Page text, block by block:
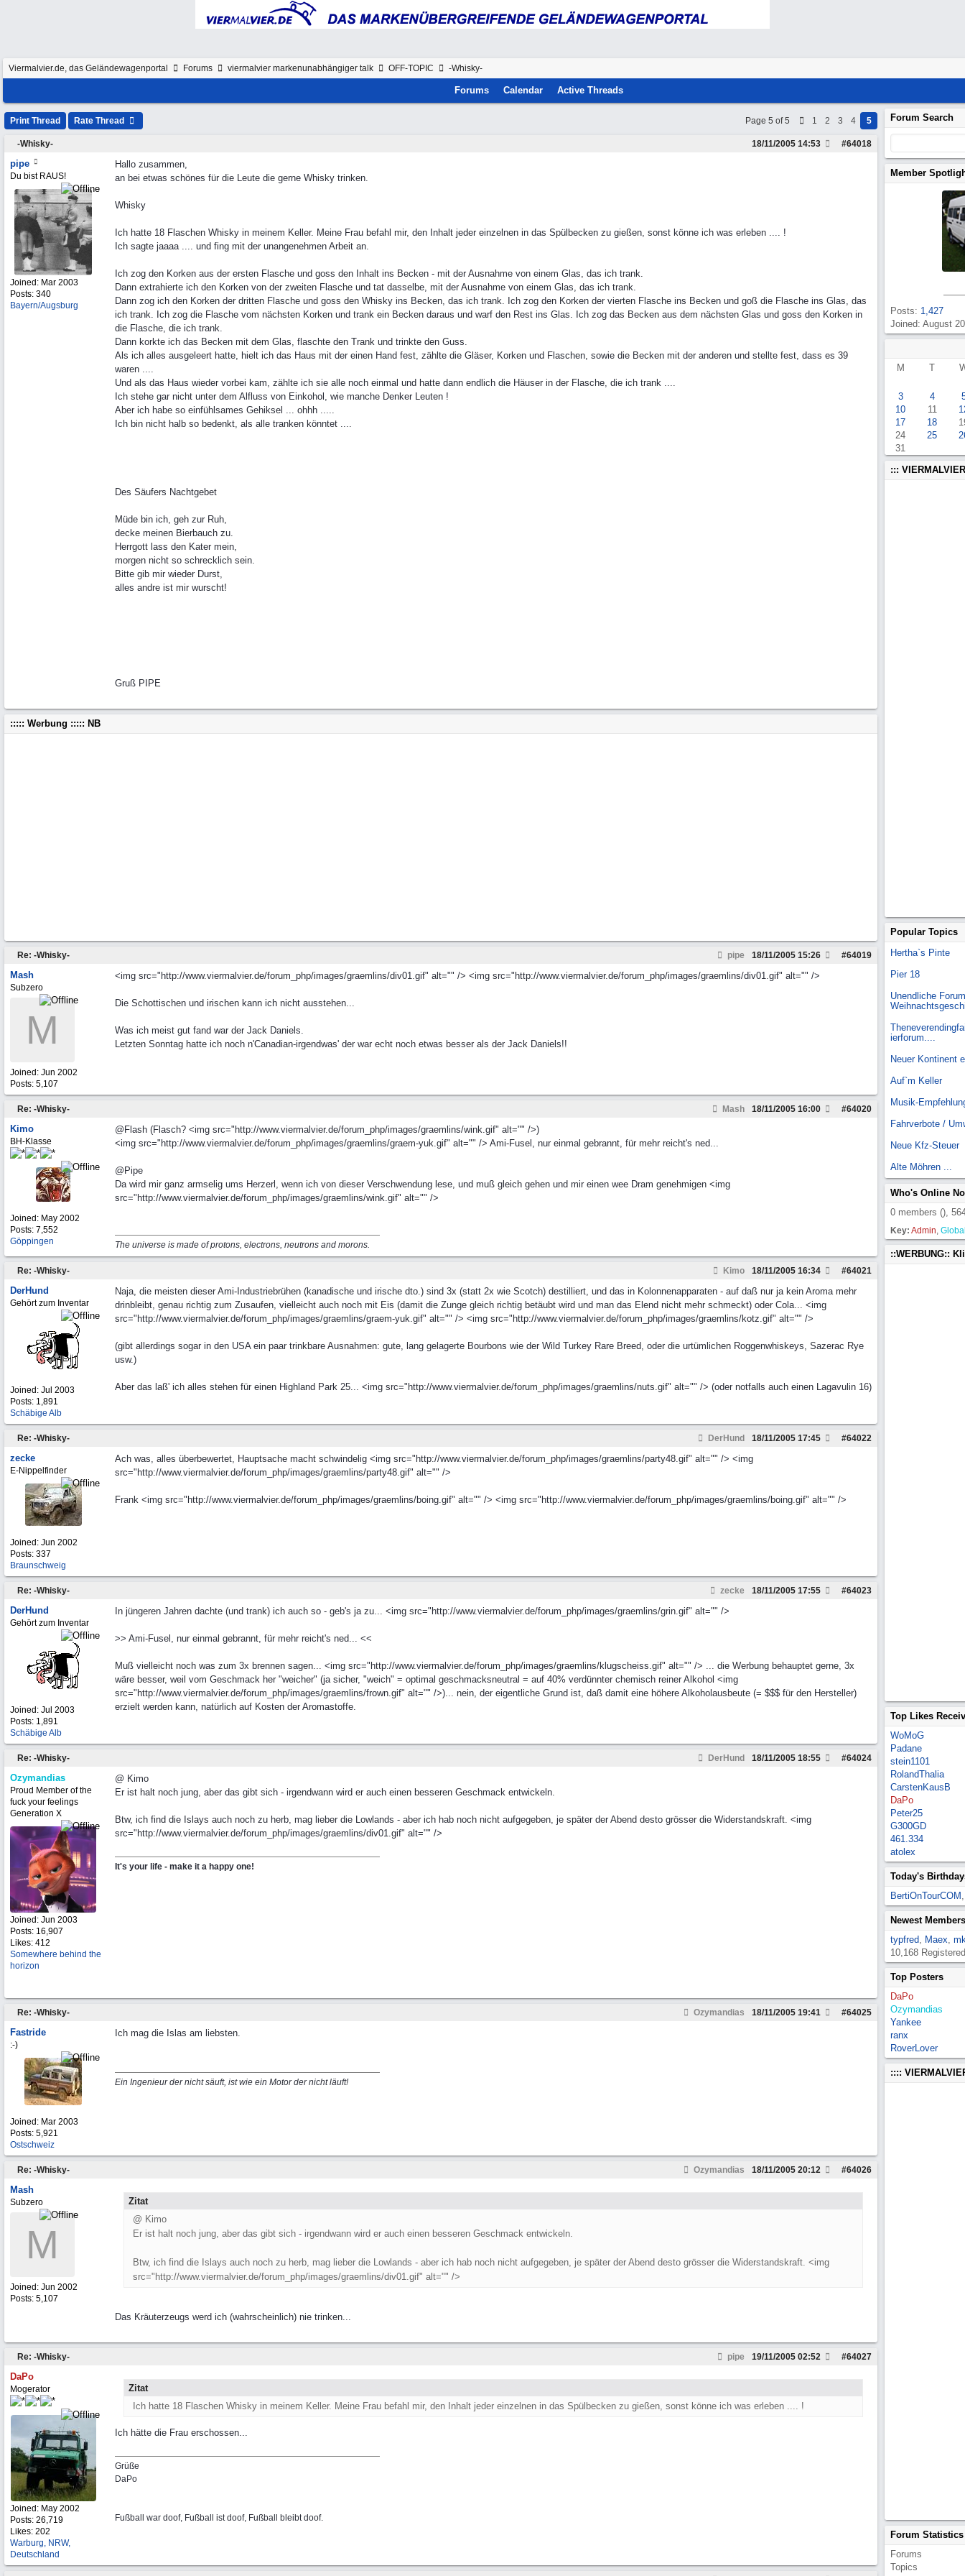
Viermalvier.de, das Geländewagenportal Forums viermalvier markenunabhängiger talk OFF-TOPIC -Whisky-
Forums Calendar Active Threads
Print Thread Rate Thread Page 5 of 5 1 2 3 4 5
-Whisky- #64018
18/11/2005 14:53
pipe
Du bist RAUS!
Joined: Mar 2003
Posts: 340
Bayern/Augsburg
Hallo zusammen,
an bei etwas schönes für die Leute die gerne Whisky trinken.
Whisky
Ich hatte 18 Flaschen Whisky in meinem Keller. Meine Frau befahl mir, den Inhalt jeder einzelnen in das Spülbecken zu gießen, sonst könne ich was erleben .... !
Ich sagte jaaaa .... und fing mit der unangenehmen Arbeit an.
Ich zog den Korken aus der ersten Flasche und goss den Inhalt ins Becken - mit der Ausnahme von einem Glas, das ich trank.
Dann extrahierte ich den Korken von der zweiten Flasche und tat dasselbe, mit der Ausnahme von einem Glas, das ich trank.
Dann zog ich den Korken der dritten Flasche und goss den Whisky ins Becken, das ich trank. Ich zog den Korken der vierten Flasche ins Becken und goß die Flasche ins Glas, das
ich trank. Ich zog die Flasche vom nächsten Korken und trank ein Becken daraus und warf den Rest ins Glas. Ich zog das Becken aus dem nächsten Glas und goss den Korken in
die Flasche, die ich trank.
Dann korkte ich das Becken mit dem Glas, flaschte den Trank und trinkte den Guss.
Als ich alles ausgeleert hatte, hielt ich das Haus mit der einen Hand fest, zählte die Gläser, Korken und Flaschen, sowie die Becken mit der anderen und stellte fest, dass es 39
waren ....
Und als das Haus wieder vorbei kam, zählte ich sie alle noch einmal und hatte dann endlich die Häuser in der Flasche, die ich trank ....
Ich stehe gar nicht unter dem Alfluss von Einkohol, wie manche Denker Leuten !
Aber ich habe so einfühlsames Gehiksel ... ohhh .....
Ich bin nicht halb so bedenkt, als alle tranken könntet ....
Des Säufers Nachtgebet
Müde bin ich, geh zur Ruh,
decke meinen Bierbauch zu.
Herrgott lass den Kater mein,
morgen nicht so schrecklich sein.
Bitte gib mir wieder Durst,
alles andre ist mir wurscht!
Gruß PIPE
::::: Werbung ::::: NB
Re: -Whisky- pipe #64019
18/11/2005 15:26
Mash
Subzero
M
Joined: Jun 2002
Posts: 5,107
<img src="http://www.viermalvier.de/forum_php/images/graemlins/div01.gif" alt="" /> <img src="http://www.viermalvier.de/forum_php/images/graemlins/div01.gif" alt="" />
Die Schottischen und irischen kann ich nicht ausstehen...
Was ich meist gut fand war der Jack Daniels.
Letzten Sonntag hatte ich noch n'Canadian-irgendwas' der war echt noch etwas besser als der Jack Daniels!!
Re: -Whisky- Mash #64020
18/11/2005 16:00
Kimo
BH-Klasse
Joined: May 2002
Posts: 7,552
Göppingen
@Flash (Flasch? <img src="http://www.viermalvier.de/forum_php/images/graemlins/wink.gif" alt="" />)
<img src="http://www.viermalvier.de/forum_php/images/graemlins/graem-yuk.gif" alt="" /> Ami-Fusel, nur einmal gebrannt, für mehr reicht's ned...
@Pipe
Da wird mir ganz armselig ums Herzerl, wenn ich von dieser Verschwendung lese, und muß gleich gehen und mir einen wee Dram genehmigen <img
src="http://www.viermalvier.de/forum_php/images/graemlins/wink.gif" alt="" />
The universe is made of protons, electrons, neutrons and morons.
Re: -Whisky- Kimo #64021
18/11/2005 16:34
DerHund
Gehört zum Inventar
Joined: Jul 2003
Posts: 1,891
Schäbige Alb
Naja, die meisten dieser Ami-Industriebrühen (kanadische und irische dto.) sind 3x (statt 2x wie Scotch) destilliert, und das in Kolonnenapparaten - auf daß nur ja kein Aroma mehr
drinbleibt, genau richtig zum Zusaufen, vielleicht auch noch mit Eis (damit die Zunge gleich richtig betäubt wird und man das Elend nicht mehr schmeckt) oder Cola... <img
src="http://www.viermalvier.de/forum_php/images/graemlins/graem-yuk.gif" alt="" /> <img src="http://www.viermalvier.de/forum_php/images/graemlins/kotz.gif" alt="" />
(gibt allerdings sogar in den USA ein paar trinkbare Ausnahmen: gute, lang gelagerte Bourbons wie der Wild Turkey Rare Breed, oder die urtümlichen Roggenwhiskeys, Sazerac Rye
usw.)
Aber das laß' ich alles stehen für einen Highland Park 25... <img src="http://www.viermalvier.de/forum_php/images/graemlins/nuts.gif" alt="" /> (oder notfalls auch einen Lagavulin 16)
Re: -Whisky- DerHund #64022
18/11/2005 17:45
zecke
E-Nippelfinder
Joined: Jun 2002
Posts: 337
Braunschweig
Ach was, alles überbewertet, Hauptsache macht schwindelig <img src="http://www.viermalvier.de/forum_php/images/graemlins/party48.gif" alt="" /> <img
src="http://www.viermalvier.de/forum_php/images/graemlins/party48.gif" alt="" />
Frank <img src="http://www.viermalvier.de/forum_php/images/graemlins/boing.gif" alt="" /> <img src="http://www.viermalvier.de/forum_php/images/graemlins/boing.gif" alt="" />
Re: -Whisky- zecke #64023
18/11/2005 17:55
DerHund
Gehört zum Inventar
Joined: Jul 2003
Posts: 1,891
Schäbige Alb
In jüngeren Jahren dachte (und trank) ich auch so - geb's ja zu... <img src="http://www.viermalvier.de/forum_php/images/graemlins/grin.gif" alt="" />
>> Ami-Fusel, nur einmal gebrannt, für mehr reicht's ned... <<
Muß vielleicht noch was zum 3x brennen sagen... <img src="http://www.viermalvier.de/forum_php/images/graemlins/klugscheiss.gif" alt="" /> ... die Werbung behauptet gerne, 3x
wäre besser, weil vom Geschmack her "weicher" (ja sicher, "weich" = optimal geschmacksneutral = auf 40% verdünnter chemisch reiner Alkohol <img
src="http://www.viermalvier.de/forum_php/images/graemlins/frown.gif" alt="" />)... nein, der eigentliche Grund ist, daß damit eine höhere Alkoholausbeute (= $$$ für den Hersteller)
erzielt werden kann, natürlich auf Kosten der Aromastoffe.
Re: -Whisky- DerHund #64024
18/11/2005 18:55
Ozymandias
Proud Member of the
fuck your feelings
Generation X
Joined: Jun 2003
Posts: 16,907
Likes: 412
Somewhere behind the
horizon
@ Kimo
Er ist halt noch jung, aber das gibt sich - irgendwann wird er auch einen besseren Geschmack entwickeln.
Btw, ich find die Islays auch noch zu herb, mag lieber die Lowlands - aber ich hab noch nicht aufgegeben, je später der Abend desto grösser die Widerstandskraft. <img
src="http://www.viermalvier.de/forum_php/images/graemlins/div01.gif" alt="" />
It's your life - make it a happy one!
Re: -Whisky- Ozymandias #64025
18/11/2005 19:41
Fastride
:-)
Joined: Mar 2003
Posts: 5,921
Ostschweiz
Ich mag die Islas am liebsten.
Ein Ingenieur der nicht säuft, ist wie ein Motor der nicht läuft!
Re: -Whisky- Ozymandias #64026
18/11/2005 20:12
Mash
Subzero
M
Joined: Jun 2002
Posts: 5,107
Zitat
@ Kimo
Er ist halt noch jung, aber das gibt sich - irgendwann wird er auch einen besseren Geschmack entwickeln.
Btw, ich find die Islays auch noch zu herb, mag lieber die Lowlands - aber ich hab noch nicht aufgegeben, je später der Abend desto grösser die Widerstandskraft. <img
src="http://www.viermalvier.de/forum_php/images/graemlins/div01.gif" alt="" />
Das Kräuterzeugs werd ich (wahrscheinlich) nie trinken...
Re: -Whisky- pipe #64027
19/11/2005 02:52
DaPo
Mogerator
Joined: May 2002
Posts: 26,719
Likes: 202
Warburg, NRW,
Deutschland
Zitat
Ich hatte 18 Flaschen Whisky in meinem Keller. Meine Frau befahl mir, den Inhalt jeder einzelnen in das Spülbecken zu gießen, sonst könne ich was erleben .... !
Ich hätte die Frau erschossen...
Grüße
DaPo
Fußball war doof, Fußball ist doof, Fußball bleibt doof.
Forum Search
Member
Posts: 1,427
Joined: August
M T
3 4
10
11
17
18
24
25
31
:::
Popular Topics
Hertha`s Pinte
Pier 18
Unendliche
ierforum....
Neuer Kontinent
Auf`m Keller
Musik-
Fahrverbote /
Neue Kfz-Steuer
Alte Möhren ...
Who's Online
0 members (),
Key: Admin,
::WERBUNG::
Top Likes
WoMoG
Padane
stein1101
RolandThalia
CarstenKausB
DaPo
Peter25
G300GD
461.334
atolex
Today's
BertiOnTourCOM
Newest Members
typfred, Maex,
10,168
Top Posters
DaPo
Ozymandias
Yankee
ranx
RoverLover
::::
Forum Statistics
Forums
Topics